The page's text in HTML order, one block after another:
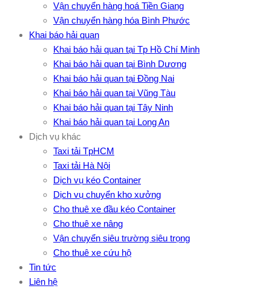
Vận chuyển hàng hoá Tiền Giang
Vận chuyển hàng hóa Bình Phước
Khai báo hải quan
Khai báo hải quan tại Tp Hồ Chí Minh
Khai báo hải quan tại Bình Dương
Khai báo hải quan tại Đồng Nai
Khai báo hải quan tại Vũng Tàu
Khai báo hải quan tại Tây Ninh
Khai báo hải quan tại Long An
Dịch vụ khác
Taxi tải TpHCM
Taxi tải Hà Nội
Dịch vụ kéo Container
Dịch vụ chuyển kho xưởng
Cho thuê xe đầu kéo Container
Cho thuê xe nâng
Vận chuyển siêu trường siêu trọng
Cho thuê xe cứu hộ
Tin tức
Liên hệ